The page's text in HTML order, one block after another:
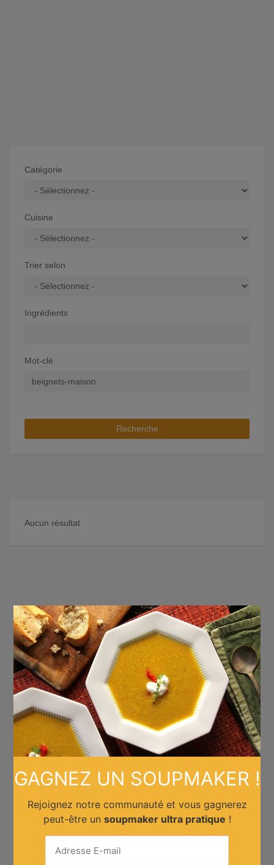
Catégorie
Cuisine
Trier selon
Ingrédients
Mot-clé
Recherche
Aucun résultat
GAGNEZ UN SOUPMAKER !
Rejoignez notre communauté et vous gagnerez
peut-être un soupmaker ultra pratique !
×